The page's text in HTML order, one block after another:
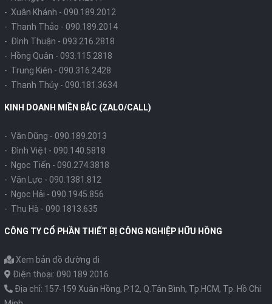
- Xuân Khánh - 090.189.2012
- Thanh Thảo - 090.189.2014
- Đình Thuận - 093.216.2818
- Hồng Quân - 093.115.2818
- Trung Kiên - 090.316.2428
- Thanh Thúy - 090.181.3634
KINH DOANH MIỀN BẮC (ZALO/CALL)
- Văn Dũng - 090.189.2013
- Đình Việt - 090.140.5818
- Ngọc Tiến - 090.274.3818
- Văn Lực - 090.1381.812
- Ngọc Hải - 090.1945.856
- Thu Hà - 090.1813.635
CÔNG TY CỔ PHẦN THIẾT BỊ CÔNG NGHIỆP HỮU HỒNG
Xem bản đồ đường đi
Điện thoại: 090 189 2016
Địa chỉ: 157-159 Xuân Hồng, P.12, Q.Tân Bình, Tp.HCM, Tp. Hồ Chí